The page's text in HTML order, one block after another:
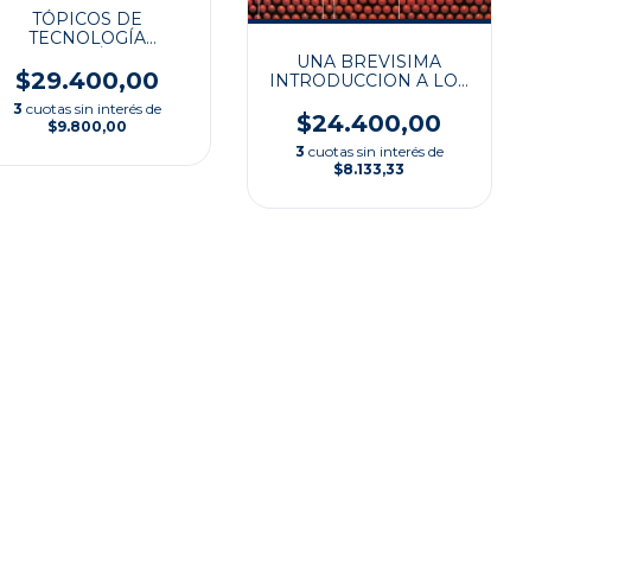
TÓPICOS DE
TECNOLOGÍA
$29.400,00
3 cuotas sin interés de
$9.800,00
UNA BREVISIMA
INTRODUCCION A LOS
$24.400,00
3 cuotas sin interés de
$8.133,33